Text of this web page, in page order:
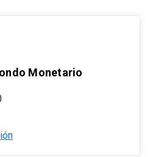
Monetario